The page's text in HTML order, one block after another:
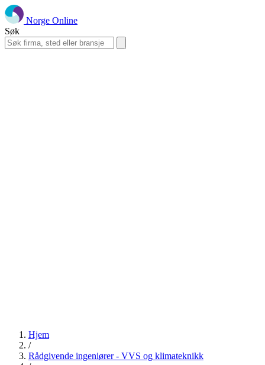
Norge Online
Søk
Hjem
/
Rådgivende ingeniører - VVS og klimateknikk